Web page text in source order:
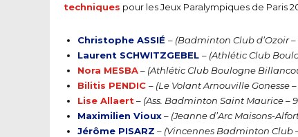
techniques pour les Jeux Paralympiques de Paris
Christophe ASSIÉ – (Badminton Club d’Ozoir –
Laurent SCHWITZGEBEL – (Athlétic Club
Nora MESBA– (Athlétic Club Boulogne
Bilitis PENDIC – (Le Volant Arnouville Gonesse –
Lise Allaert – (Ass. Badminton Saint Maurice –
Maximilien Vioux– (Jeanne d’Arc Maisons-
Jérôme PISARZ – (Vincennes Badminton Club